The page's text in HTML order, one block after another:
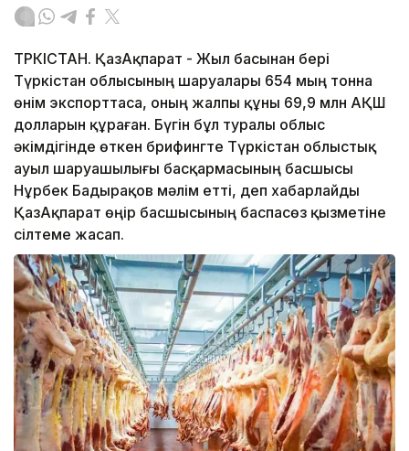
ТҮРКІСТАН. ҚазАқпарат - Жыл басынан бері
Түркістан облысының шаруалары 654 мың тонна
өнім экспорттаса, оның жалпы құны 69,9 млн АҚШ
долларын құраған. Бүгін бұл туралы облыс
әкімдігінде өткен брифингте Түркістан облыстық
ауыл шаруашылығы басқармасының басшысы
Нұрбек Бадырақов мәлім етті, деп хабарлайды
ҚазАқпарат өңір басшысының баспасөз қызметіне
сілтеме жасап.